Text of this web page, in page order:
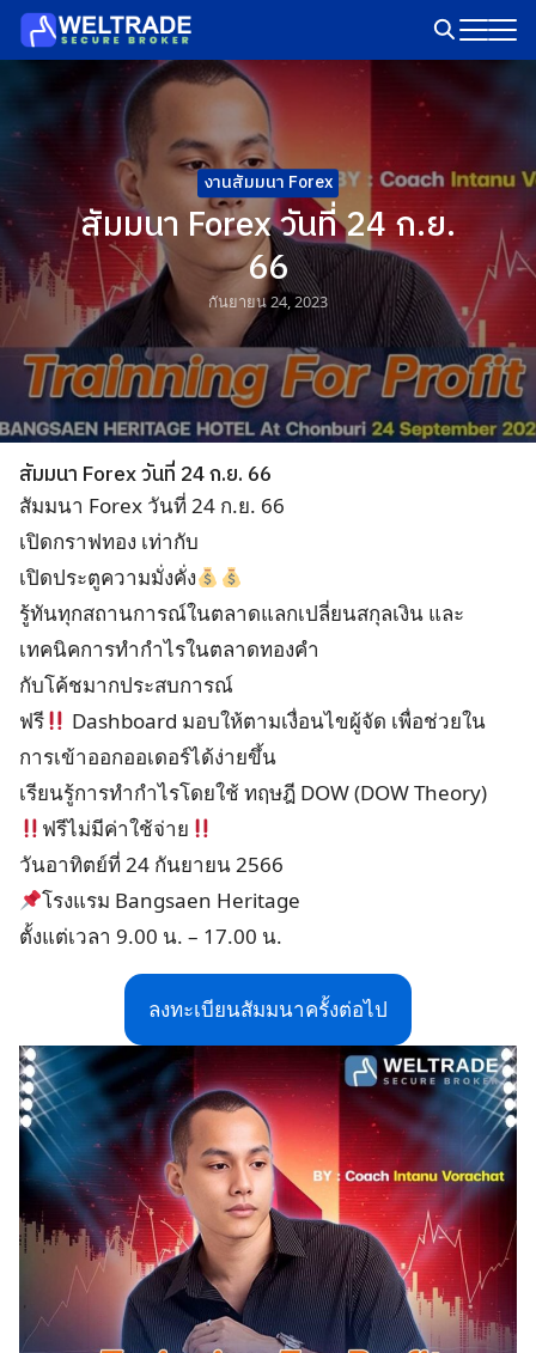
Skip
content
Search
งานสัมมนา Forex
สัมมนา Forex วันที่ 24 ก.ย.
66
กันยายน 24, 2023
สัมมนา Forex วันที่ 24 ก.ย. 66
สัมมนา Forex วันที่ 24 ก.ย. 66
เปิดกราฟทอง เท่ากับ
เปิดประตูความมั่งคั่ง
รู้ทันทุกสถานการณ์ในตลาดแลกเปลี่ยนสกุลเงิน และ
เทคนิคการทำกำไรในตลาดทองคำ
กับโค้ชมากประสบการณ์
ฟรี
Dashboard มอบให้ตามเงื่อนไขผู้จัด เพื่อช่วยใน
การเข้าออกออเดอร์ได้ง่ายขึ้น
เรียนรู้การทำกำไรโดยใช้ ทฤษฎี DOW (DOW Theory)
ฟรีไม่มีค่าใช้จ่าย
วันอาทิตย์ที่ 24 กันยายน 2566
โรงแรม Bangsaen Heritage
ตั้งแต่เวลา 9.00 น. – 17.00 น.
ลงทะเบียนสัมมนาครั้งต่อไป